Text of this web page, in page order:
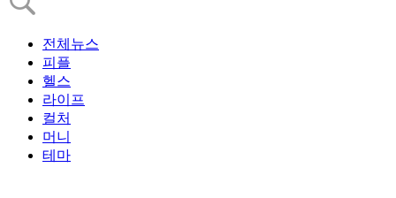
전체뉴스
피플
헬스
라이프
컬처
머니
테마